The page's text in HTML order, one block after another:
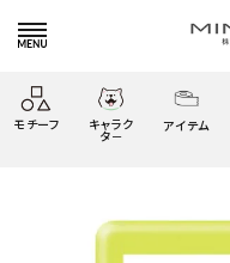
モチーフ キャラク
タ－
アイテム
HOME すべての商品